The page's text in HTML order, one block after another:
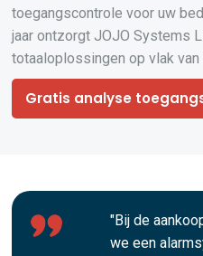
toegangscontrole voor uw
jaar ontzorgt JOJO Systems
totaaloplossingen op vlak
Gratis analyse
"Bij de
we een